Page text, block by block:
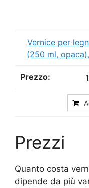
Vernice per
(250 ml,
Prezzi
Quanto costa
dipende da più